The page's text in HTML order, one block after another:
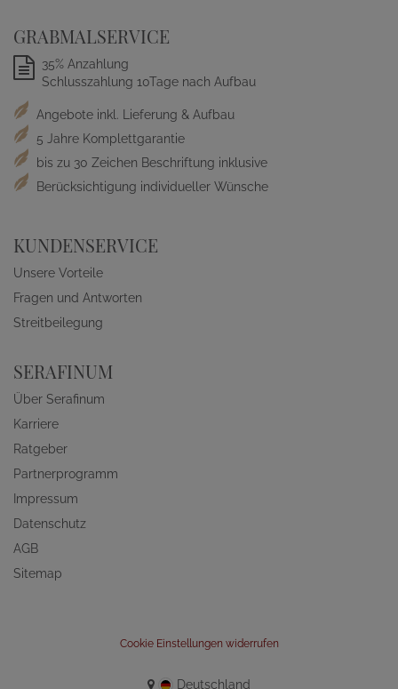
GRABMALSERVICE
35% Anzahlung
Schlusszahlung 10Tage nach Aufbau
Angebote inkl. Lieferung & Aufbau
5 Jahre Komplettgarantie
bis zu 30 Zeichen Beschriftung inklusive
Berücksichtigung individueller Wünsche
KUNDENSERVICE
Unsere Vorteile
Fragen und Antworten
Streitbeilegung
SERAFINUM
Über Serafinum
Karriere
Ratgeber
Partnerprogramm
Impressum
Datenschutz
AGB
Sitemap
Cookie Einstellungen widerrufen
Deutschland